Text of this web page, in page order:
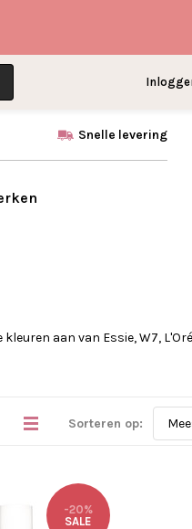
Snelle levering
aan van Essie, W7,
Sorteren op:
-20%
SALE